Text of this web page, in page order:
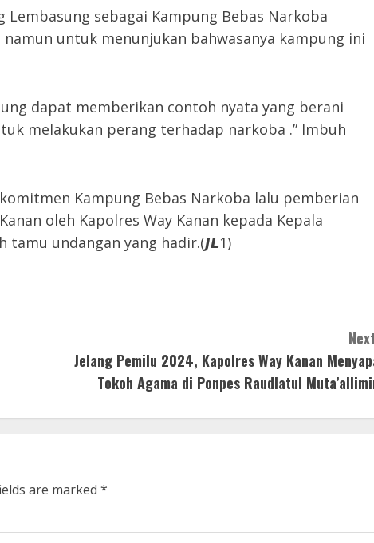
sebagai Kampung Bebas Narkoba
untuk menunjukan bahwasanya kampung ini
dapat memberikan contoh nyata yang berani
melakukan perang terhadap narkoba .” Imbuh
Kampung Bebas Narkoba lalu pemberian
oleh Kapolres Way Kanan kepada Kepala
tamu undangan yang hadir.(𝙅𝙇1)
Jelang Pemilu 2024, Kapolres Way Kanan
Tokoh Agama di Ponpes Raudlatul
are marked *